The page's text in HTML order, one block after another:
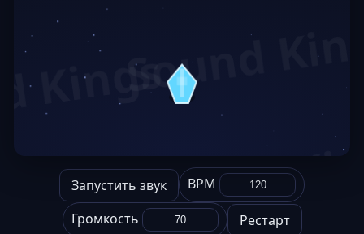
Запустить звук
BPM
Громкость
Рестарт